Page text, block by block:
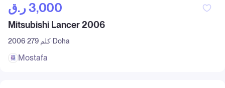
ر.ق‎ 3,000
Mitsubishi Lancer 2006
2006 279 كلم Doha
Mostafa